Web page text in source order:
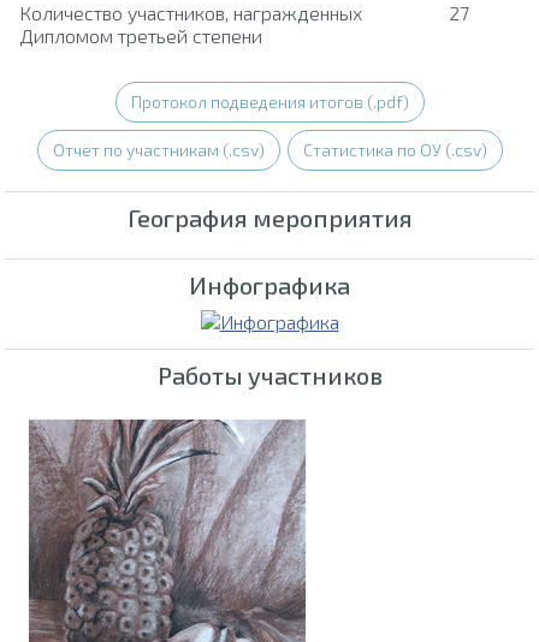
Количество участников, награжденных
Дипломом третьей степени
27
Протокол подведения итогов (.pdf)
Отчёт по участникам (.csv) Статистика по ОУ (.csv)
География мероприятия
Инфографика
Работы участников